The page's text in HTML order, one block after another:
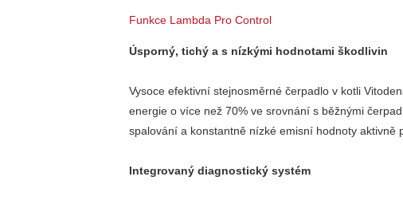
Funkce Lambda Pro Control
Úsporný, tichý a s nízkými hodnotami škodlivin
Vysoce efektivní stejnosměrné čerpadlo v kotli
energie o více než 70% ve srovnání s běžnými
spalování a konstantně nízké emisní hodnoty aktivně
Integrovaný diagnostický systém